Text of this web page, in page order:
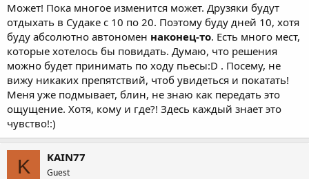
Может! Пока многое изменится может. Друзяки будут
отдыхать в Судаке с 10 по 20. Поэтому буду дней 10, хотя
буду абсолютно автономен наконец-то. Есть много мест,
которые хотелось бы повидать. Думаю, что решения
можно будет принимать по ходу пьесы:D . Посему, не
вижу никаких препятствий, чтоб увидеться и покатать!
Меня уже подмывает, блин, не знаю как передать это
ощущение. Хотя, кому и где?! Здесь каждый знает это
чувство!:)
K KAIN77
Guest